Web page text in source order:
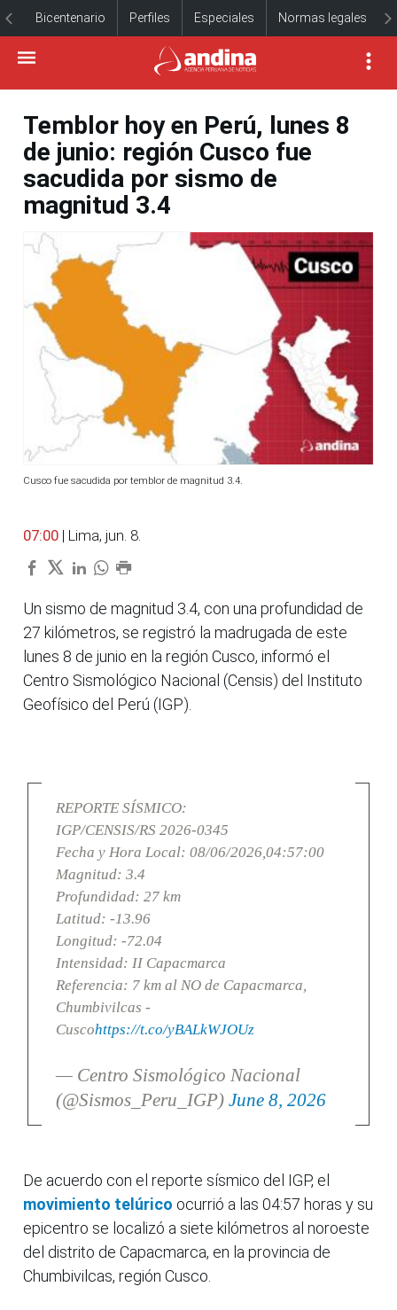
Bicentenario Perfiles Especiales Normas legales
Temblor hoy en Perú, lunes 8
de junio: región Cusco fue
sacudida por sismo de
magnitud 3.4
Cusco fue sacudida por temblor de magnitud 3.4.
07:00 | Lima, jun. 8.
Un sismo de magnitud 3.4, con una profundidad de
27 kilómetros, se registró la madrugada de este
lunes 8 de junio en la región Cusco, informó el
Centro Sismológico Nacional (Censis) del Instituto
Geofísico del Perú (IGP).
REPORTE SÍSMICO:
IGP/CENSIS/RS 2026-0345
Fecha y Hora Local: 08/06/2026,04:57:00
Magnitud: 3.4
Profundidad: 27 km
Latitud: -13.96
Longitud: -72.04
Intensidad: II Capacmarca
Referencia: 7 km al NO de Capacmarca,
Chumbivilcas -
Cuscohttps://t.co/yBALkWJOUz
— Centro Sismológico Nacional
(@Sismos_Peru_IGP) June 8, 2026
De acuerdo con el reporte sísmico del IGP, el
movimiento telúrico ocurrió a las 04:57 horas y su
epicentro se localizó a siete kilómetros al noroeste
del distrito de Capacmarca, en la provincia de
Chumbivilcas, región Cusco.